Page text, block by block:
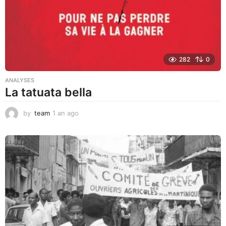
282 0
ANALYSES
La tatuata bella
by team 1 an ago
a
g
o